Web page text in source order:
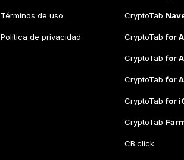
Términos de uso
Política de privacidad
CryptoTab
CryptoTabfor
CryptoTabfor
CryptoTabfor
CryptoTabfor
CryptoTab
CB.click